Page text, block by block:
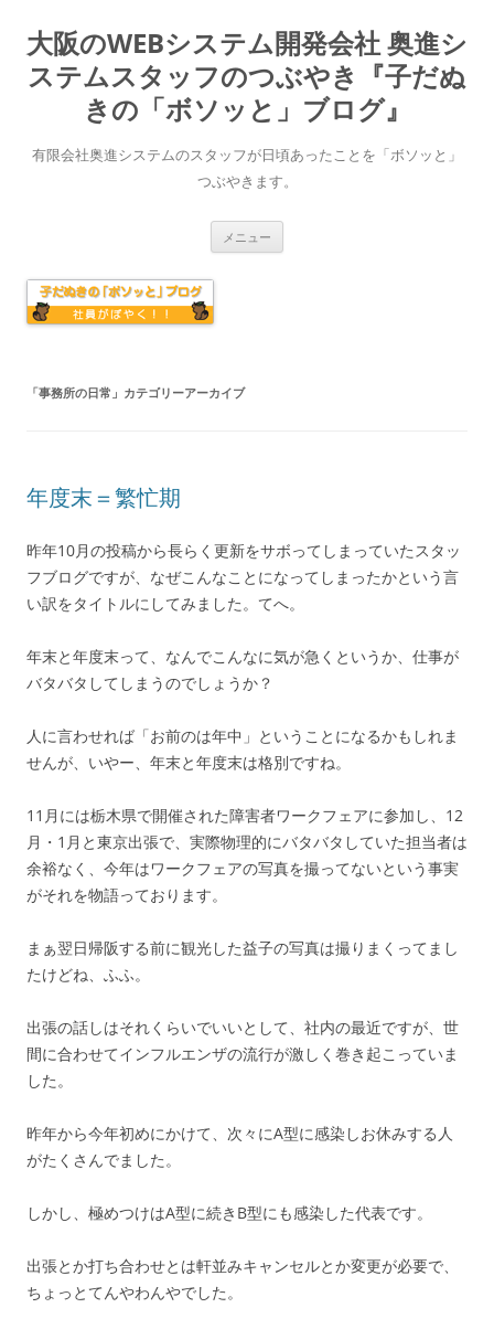
大阪のWEBシステム開発会社 奥進シ
ステムスタッフのつぶやき『子だぬ
きの「ボソッと」ブログ』
有限会社奥進システムのスタッフが日頃あったことを「ボソッと」
つぶやきます。
メニュー
「事務所の日常 」カテゴリーアーカイブ
年度末＝繁忙期
昨年10月の投稿から長らく更新をサボってしまっていたスタッ
フブログですが、なぜこんなことになってしまったかという言
い訳をタイトルにしてみました。てへ。
年末と年度末って、なんでこんなに気が急くというか、仕事が
バタバタしてしまうのでしょうか？
人に言わせれば「お前のは年中」ということになるかもしれま
せんが、いやー、年末と年度末は格別ですね。
11月には栃木県で開催された障害者ワークフェアに参加し、12
月・1月と東京出張で、実際物理的にバタバタしていた担当者は
余裕なく、今年はワークフェアの写真を撮ってないという事実
がそれを物語っております。
まぁ翌日帰阪する前に観光した益子の写真は撮りまくってまし
たけどね、ふふ。
出張の話しはそれくらいでいいとして、社内の最近ですが、世
間に合わせてインフルエンザの流行が激しく巻き起こっていま
した。
昨年から今年初めにかけて、次々にA型に感染しお休みする人
がたくさんでました。
しかし、極めつけはA型に続きB型にも感染した代表です。
出張とか打ち合わせとは軒並みキャンセルとか変更が必要で、
ちょっとてんやわんやでした。